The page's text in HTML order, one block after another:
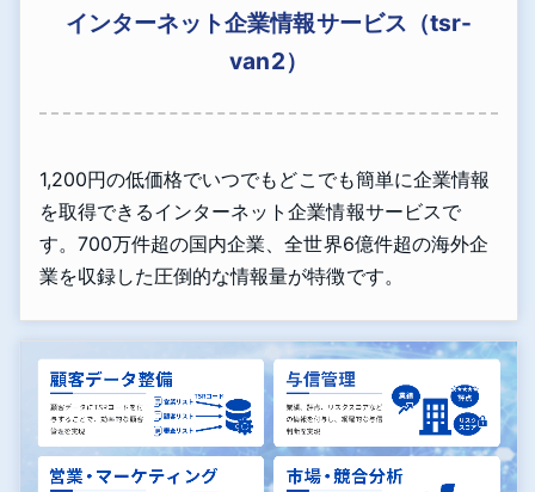
インターネット企業情報サービス（tsr-
van2）
1,200円の低価格でいつでもどこでも簡単に企業情報
を取得できるインターネット企業情報サービスで
す。700万件超の国内企業、全世界6億件超の海外企
業を収録した圧倒的な情報量が特徴です。